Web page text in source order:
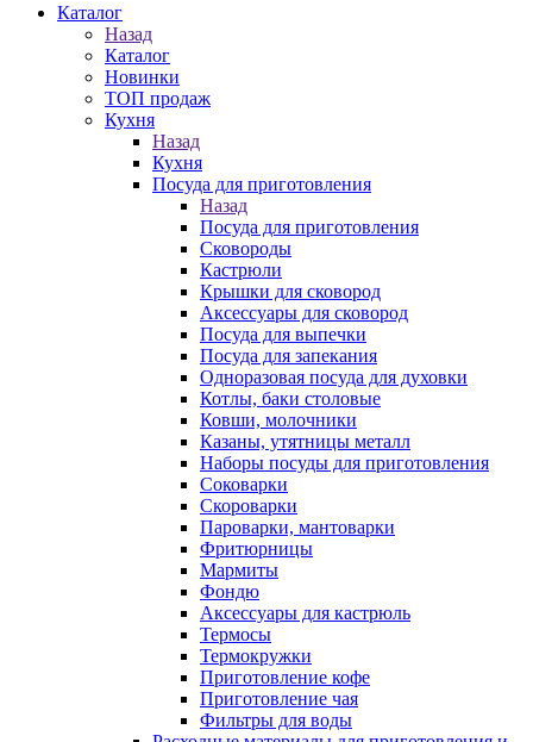
Каталог
Назад
Каталог
Новинки
ТОП продаж
Кухня
Назад
Кухня
Посуда для приготовления
Назад
Посуда для приготовления
Сковороды
Кастрюли
Крышки для сковород
Аксессуары для сковород
Посуда для выпечки
Посуда для запекания
Одноразовая посуда для духовки
Котлы, баки столовые
Ковши, молочники
Казаны, утятницы металл
Наборы посуды для приготовления
Соковарки
Скороварки
Пароварки, мантоварки
Фритюрницы
Мармиты
Фондю
Аксессуары для кастрюль
Термосы
Термокружки
Приготовление кофе
Приготовление чая
Фильтры для воды